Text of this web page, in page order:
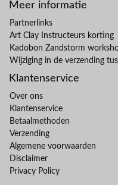
Meer informatie
Partnerlinks
Art Clay Instructeurs korting
Kadobon Zandstorm
Wijziging in de verzending
Klantenservice
Over ons
Klantenservice
Betaalmethoden
Verzending
Algemene voorwaarden
Disclaimer
Privacy Policy